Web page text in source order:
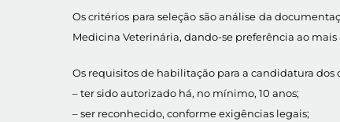
Os critérios para seleção são análise da
Medicina Veterinária, dando-se preferência ao mais
Os requisitos de habilitação para a candidatura dos
– ter sido autorizado há, no mínimo, 10 anos;
– ser reconhecido, conforme exigências legais;